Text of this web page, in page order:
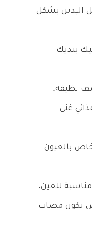
اليدين بشكل
بيديك
نظيفة.
غني
بالعيون
للعين.
يكون مصاب